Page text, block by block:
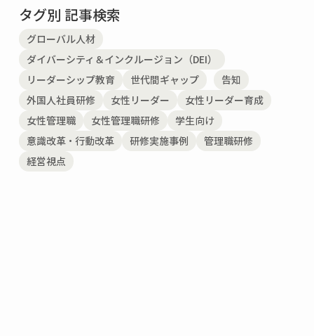
タグ別 記事検索
グローバル人材
ダイバーシティ＆インクルージョン（DEI）
リーダーシップ教育
世代間ギャップ
告知
外国人社員研修
女性リーダー
女性リーダー育成
女性管理職
女性管理職研修
学生向け
意識改革・行動改革
研修実施事例
管理職研修
経営視点